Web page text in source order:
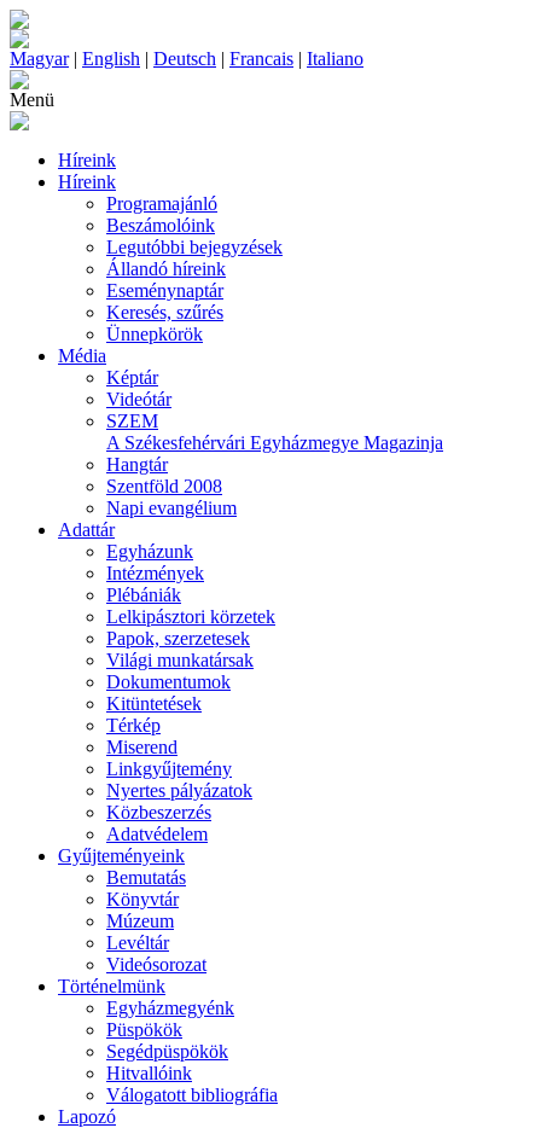
Magyar| English | Deutsch | Francais | Italiano
Menü
Híreink
Híreink
Programajánló
Beszámolóink
Legutóbbi bejegyzések
Állandó híreink
Eseménynaptár
Keresés, szűrés
Ünnepkörök
Média
Képtár
Videótár
SZEM
A Székesfehérvári Egyházmegye Magazinja
Hangtár
Szentföld 2008
Napi evangélium
Adattár
Egyházunk
Intézmények
Plébániák
Lelkipásztori körzetek
Papok, szerzetesek
Világi munkatársak
Dokumentumok
Kitüntetések
Térkép
Miserend
Linkgyűjtemény
Nyertes pályázatok
Közbeszerzés
Adatvédelem
Gyűjteményeink
Bemutatás
Könyvtár
Múzeum
Levéltár
Videósorozat
Történelmünk
Egyházmegyénk
Püspökök
Segédpüspökök
Hitvallóink
Válogatott bibliográfia
Lapozó